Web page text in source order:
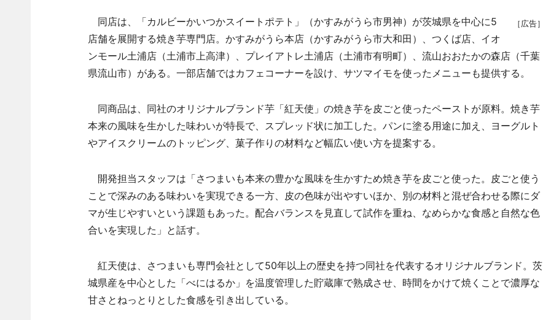
［広告］
同店は、「カルビーかいつかスイートポテト」（かすみがうら市男神）が茨城県を中心に5
店舗を展開する焼き芋専門店。かすみがうら本店（かすみがうら市大和田）、つくば店、イオ
ンモール土浦店（土浦市上高津）、プレイアトレ土浦店（土浦市有明町）、流山おおたかの森店（千葉
県流山市）がある。一部店舗ではカフェコーナーを設け、サツマイモを使ったメニューも提供する。
同商品は、同社のオリジナルブランド芋「紅天使」の焼き芋を皮ごと使ったペーストが原料。焼き芋
本来の風味を生かした味わいが特長で、スプレッド状に加工した。パンに塗る用途に加え、ヨーグルト
やアイスクリームのトッピング、菓子作りの材料など幅広い使い方を提案する。
開発担当スタッフは「さつまいも本来の豊かな風味を生かすため焼き芋を皮ごと使った。皮ごと使う
ことで深みのある味わいを実現できる一方、皮の色味が出やすいほか、別の材料と混ぜ合わせる際にダ
マが生じやすいという課題もあった。配合バランスを見直して試作を重ね、なめらかな食感と自然な色
合いを実現した」と話す。
紅天使は、さつまいも専門会社として50年以上の歴史を持つ同社を代表するオリジナルブランド。茨
城県産を中心とした「べにはるか」を温度管理した貯蔵庫で熟成させ、時間をかけて焼くことで濃厚な
甘さとねっとりとした食感を引き出している。